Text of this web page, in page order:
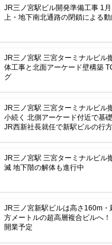
JR三ノ宮駅ビル開発準備工事 1
上・地下南北通路の閉鎖による
JR三ノ宮駅 三宮ターミナルビル
体工事と北面アーケード壁構築
グ
JR三ノ宮駅 三宮ターミナルビル
小続く 北側アーケード付近で基
JR西新社長就任で新駅ビルの行
JR三ノ宮駅 三宮ターミナルビル
滅 地下階の解体も進行中
JR三ノ宮新駅ビルは高さ160m・
方メートルの超高層複合ビルへ
開業予定